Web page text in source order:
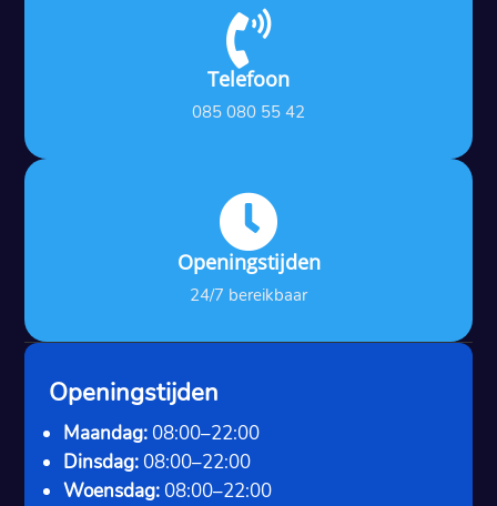

Telefoon
085 080 55 42

Openingstijden
24/7 bereikbaar
Openingstijden
Maandag: 08:00–22:00
Dinsdag: 08:00–22:00
Woensdag: 08:00–22:00